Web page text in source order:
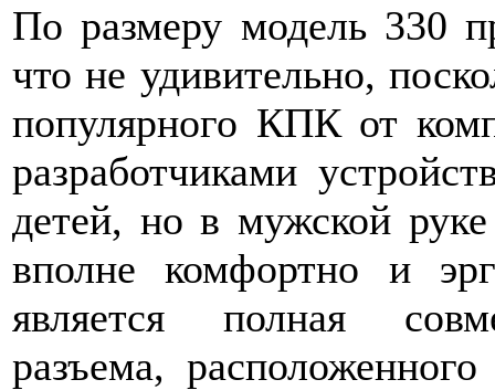
По размеру модель 330
что не удивительно,
популярного КПК от
разработчиками
детей, но в мужской
вполне комфортно и
является полная
разъема,